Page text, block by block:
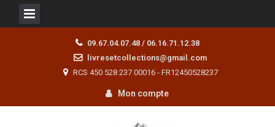
09.67.04.07.48 / 06.16.71.12.38
livresetcollections@gmail.com
RCS 450 528 237 00016 - FR12450528237
Mon compte